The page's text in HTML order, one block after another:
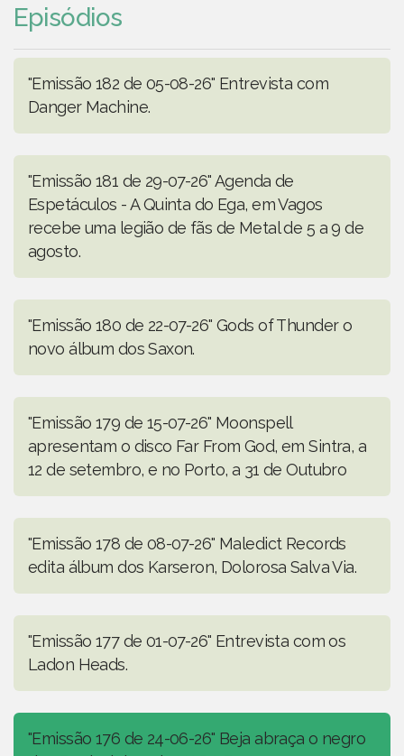
Episódios
"Emissão 182 de 05-08-26" Entrevista com
Danger Machine.
"Emissão 181 de 29-07-26" Agenda de
Espetáculos - A Quinta do Ega, em Vagos
recebe uma legião de fãs de Metal de 5 a 9 de
agosto.
"Emissão 180 de 22-07-26" Gods of Thunder o
novo álbum dos Saxon.
"Emissão 179 de 15-07-26" Moonspell
apresentam o disco Far From God, em Sintra, a
12 de setembro, e no Porto, a 31 de Outubro
"Emissão 178 de 08-07-26" Maledict Records
edita álbum dos Karseron, Dolorosa Salva Via.
"Emissão 177 de 01-07-26" Entrevista com os
Ladon Heads.
"Emissão 176 de 24-06-26" Beja abraça o negro